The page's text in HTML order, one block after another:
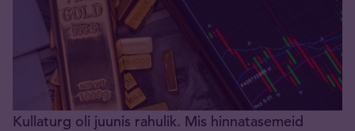
Kullaturg oli juunis rahulik. Mis hinnatasemeid